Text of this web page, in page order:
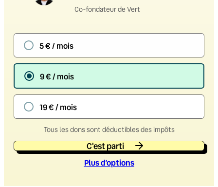
Co-fondateur de Vert
5 € / mois
9 € / mois
19 € / mois
Tous les dons sont déductibles des impôts
C'est parti
Plus d’options